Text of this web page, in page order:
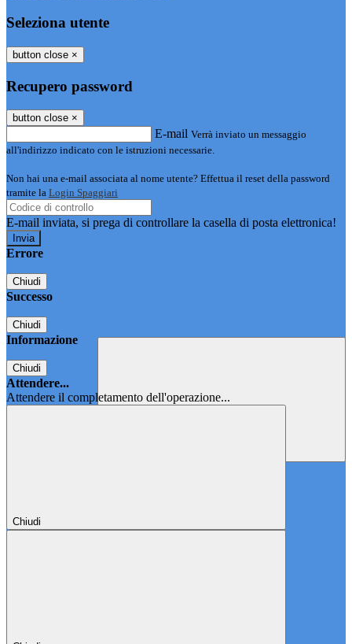
Seleziona utente
button close ×
Recupero password
button close ×
E-mail Verrà inviato un messaggio
all'indirizzo indicato con le istruzioni necessarie.
Non hai una e-mail associata al nome utente? Effettua il reset della password
tramite la Login Spaggiari
E-mail inviata, si prega di controllare la casella di posta elettronica!
Errore
Chiudi
Successo
Chiudi
Informazione
Chiudi
Attendere...
Attendere il completamento dell'operazione...
Chiudi